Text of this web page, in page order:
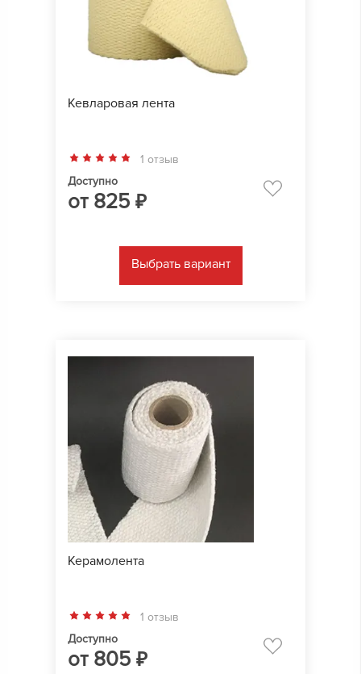
Кевларовая лента
1 отзыв
Доступно
от 825 ₽
Выбрать вариант
Керамолента
1 отзыв
Доступно
от 805 ₽